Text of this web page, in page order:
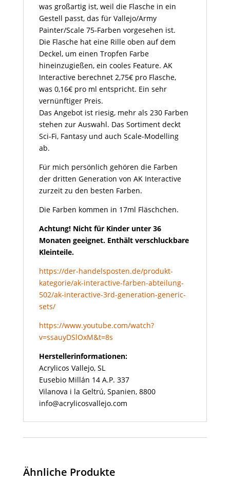
was großartig ist, weil die Flasche in ein
Gestell passt, das für Vallejo/Army
Painter/Scale 75-Farben vorgesehen ist.
Die Flasche hat eine Rille oben auf dem
Deckel, um einen Tropfen Farbe
hineinzugießen, ein cooles Feature. AK
Interactive berechnet 2,75€ pro Flasche,
was 0,16€ pro ml entspricht. Ein sehr
vernünftiger Preis.
Das Angebot ist riesig, mehr als 230 Farben
stehen zur Auswahl. Das Sortiment deckt
Sci-Fi, Fantasy und auch Scale-Modelling
ab.
Für mich persönlich gehören die Farben
der dritten Generation von AK Interactive
zurzeit zu den besten Farben.
Die Farben kommen in 17ml Fläschchen.
Achtung! Nicht für Kinder unter 36
Monaten geeignet. Enthält verschluckbare
Kleinteile.
https://der-handelsposten.de/produkt-
kategorie/ak-interactive-farben-abteilung-
502/ak-interactive-3rd-generation-generic-
sets/
https://www.youtube.com/watch?
v=ssauyDSlOxM&t=8s
Herstellerinformationen:
Acrylicos Vallejo, SL
Eusebio Millán 14 A.P. 337
Vilanova i la Geltrú, Spanien, 8800
info@acrylicosvallejo.com
Ähnliche Produkte